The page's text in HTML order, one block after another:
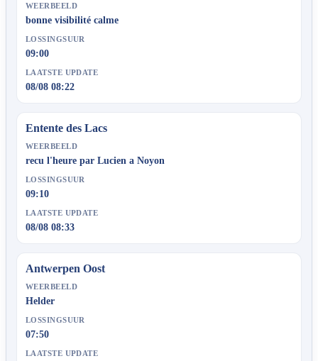
WEERBEELD
bonne visibilité calme
LOSSINGSUUR
09:00
LAATSTE UPDATE
08/08 08:22
Entente des Lacs
WEERBEELD
recu l'heure par Lucien a Noyon
LOSSINGSUUR
09:10
LAATSTE UPDATE
08/08 08:33
Antwerpen Oost
WEERBEELD
Helder
LOSSINGSUUR
07:50
LAATSTE UPDATE